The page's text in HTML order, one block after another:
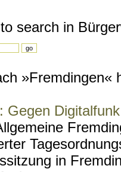
search in
»Fremdingen«
Gegen Digitalfunk
in